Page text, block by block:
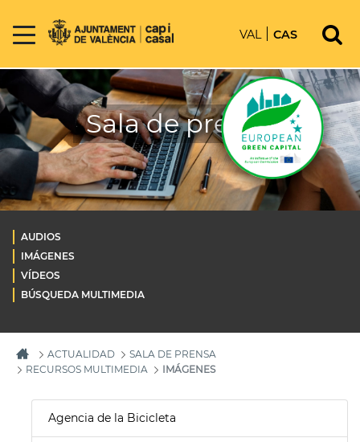
VAL CAS
Sala de prensa
AUDIOS
IMÁGENES
VÍDEOS
BÚSQUEDA MULTIMEDIA
ACTUALIDAD
SALA DE PRENSA
RECURSOS MULTIMEDIA
IMÁGENES
Agencia de la Bicicleta